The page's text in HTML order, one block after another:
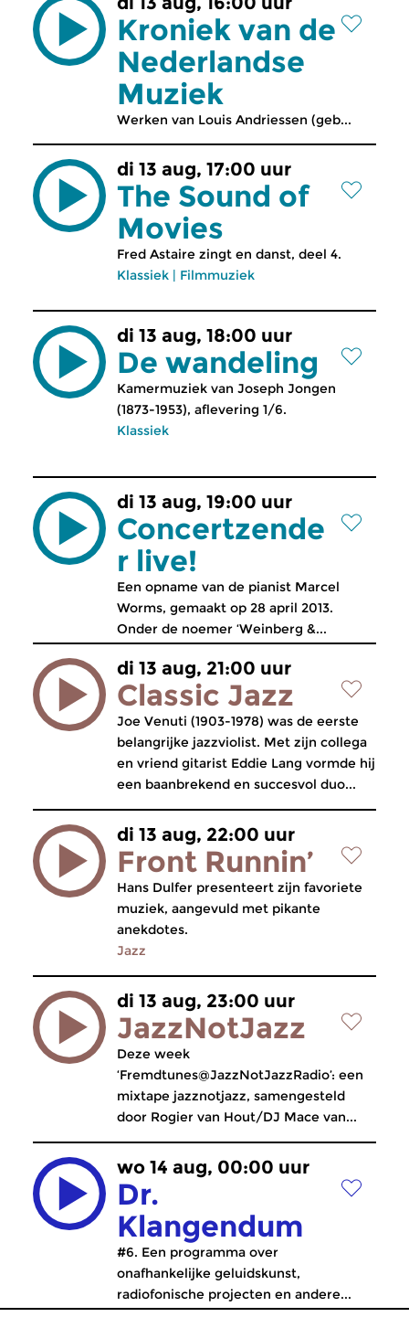
Kroniek van de
Nederlandse
Muziek
Werken van Louis Andriessen (geb...
di 13 aug, 17:00 uur
The Sound of
Movies
Fred Astaire zingt en danst, deel 4.
Klassiek | Filmmuziek
di 13 aug, 18:00 uur
De wandeling
Kamermuziek van Joseph Jongen
(1873-1953), aflevering 1/6.
Klassiek
di 13 aug, 19:00 uur
Concertzende
r live!
Een opname van de pianist Marcel
Worms, gemaakt op 28 april 2013.
Onder de noemer ‘Weinberg &...
di 13 aug, 21:00 uur
Classic Jazz
Joe Venuti (1903-1978) was de eerste
belangrijke jazzviolist. Met zijn collega
en vriend gitarist Eddie Lang vormde hij
een baanbrekend en succesvol duo...
di 13 aug, 22:00 uur
Front Runnin’
Hans Dulfer presenteert zijn favoriete
muziek, aangevuld met pikante
anekdotes.
Jazz
di 13 aug, 23:00 uur
JazzNotJazz
Deze week
‘Fremdtunes@JazzNotJazzRadio’: een
mixtape jazznotjazz, samengesteld
door Rogier van Hout/DJ Mace van...
wo 14 aug, 00:00 uur
Dr.
Klangendum
#6. Een programma over
onafhankelijke geluidskunst,
radiofonische projecten en andere...